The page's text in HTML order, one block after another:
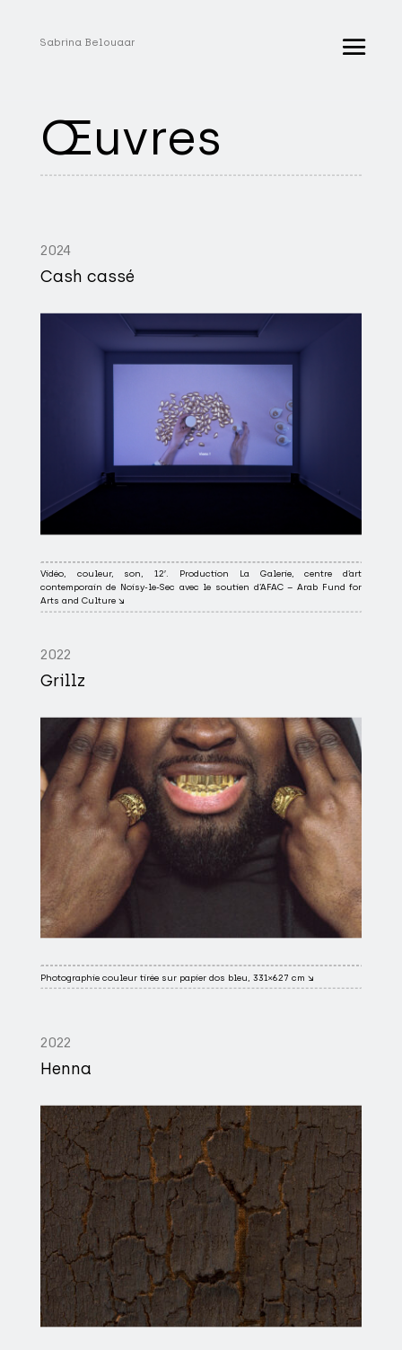
Sabrina Belouaar
Œuvres
2024
Cash cassé
Vidéo, couleur, son, 12′. Production La Galerie, centre d’art
contemporain de Noisy-le-Sec avec le soutien d’AFAC – Arab Fund for
Arts and Culture ↘
2022
Grillz
Photographie couleur tirée sur papier dos bleu, 331×627 cm ↘
2022
Henna